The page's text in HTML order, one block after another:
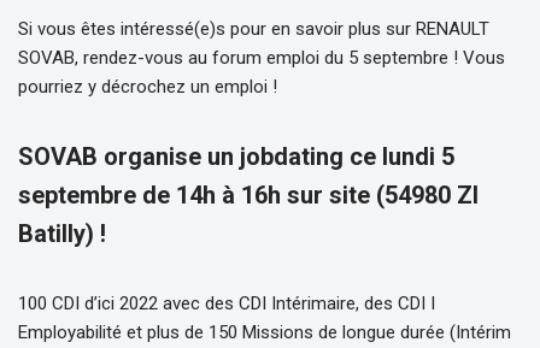
Si vous êtes intéressé(e)s pour en savoir plus sur RENAULT
SOVAB, rendez-vous au forum emploi du 5 septembre ! Vous
pourriez y décrochez un emploi !
SOVAB organise un jobdating ce lundi 5
septembre de 14h à 16h sur site (54980 ZI
Batilly) !
100 CDI d’ici 2022 avec des CDI Intérimaire, des CDI I
Employabilité et plus de 150 Missions de longue durée (Intérim